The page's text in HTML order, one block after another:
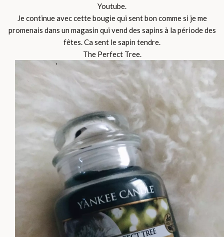
Youtube.
Je continue avec cette bougie qui sent bon comme si je me
promenais dans un magasin qui vend des sapins à la période des
fêtes. Ca sent le sapin tendre.
The Perfect Tree.